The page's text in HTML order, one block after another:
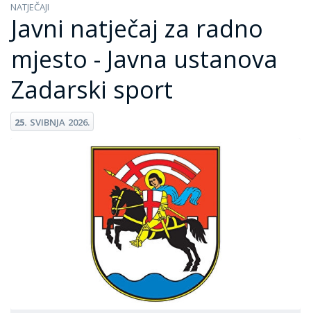
NATJEČAJI
Javni natječaj za radno
mjesto - Javna ustanova
Zadarski sport
25. SVIBNJA 2026.